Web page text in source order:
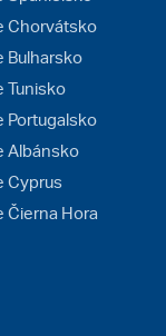
Chorvátsko
Bulharsko
Tunisko
Portugalsko
Albánsko
Cyprus
Čierna Hora